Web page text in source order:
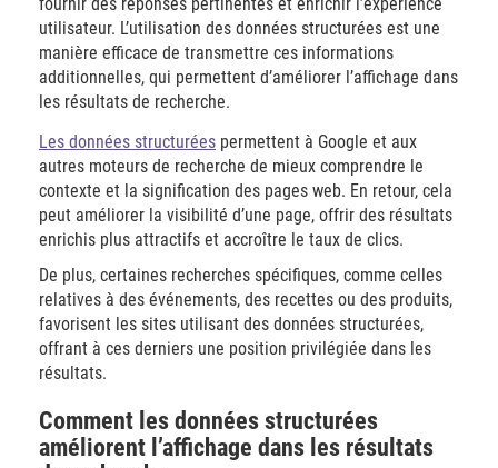
utilisateur. L’utilisation des données structurées est une
manière efficace de transmettre ces informations
additionnelles, qui permettent d’améliorer l’affichage dans
les résultats de recherche.
Les données structurées permettent à Google et aux
autres moteurs de recherche de mieux comprendre le
contexte et la signification des pages web. En retour, cela
peut améliorer la visibilité d’une page, offrir des résultats
enrichis plus attractifs et accroître le taux de clics.
De plus, certaines recherches spécifiques, comme celles
relatives à des événements, des recettes ou des produits,
favorisent les sites utilisant des données structurées,
offrant à ces derniers une position privilégiée dans les
résultats.
Comment les données structurées
améliorent l’affichage dans les résultats